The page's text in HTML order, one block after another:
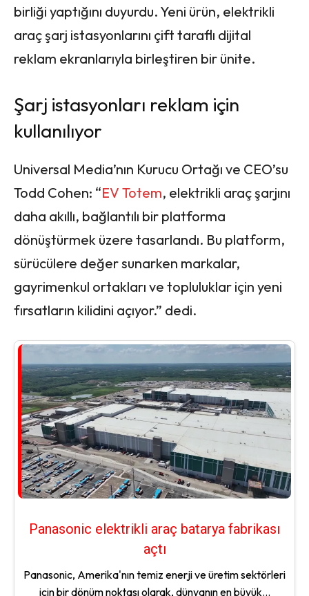
birliği yaptığını duyurdu. Yeni ürün, elektrikli
araç şarj istasyonlarını çift taraflı dijital
reklam ekranlarıyla birleştiren bir ünite.
Şarj istasyonları reklam için
kullanılıyor
Universal Media’nın Kurucu Ortağı ve CEO’su
Todd Cohen: “EV Totem, elektrikli araç şarjını
daha akıllı, bağlantılı bir platforma
dönüştürmek üzere tasarlandı. Bu platform,
sürücülere değer sunarken markalar,
gayrimenkul ortakları ve topluluklar için yeni
fırsatların kilidini açıyor.” dedi.
Panasonic elektrikli araç batarya fabrikası
açtı
Panasonic, Amerika'nın temiz enerji ve üretim sektörleri
için bir dönüm noktası olarak, dünyanın en büyük...